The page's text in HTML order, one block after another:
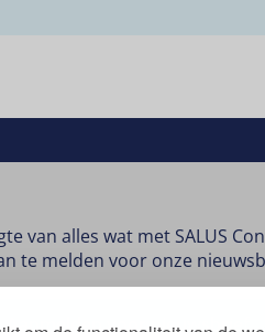
van alles wat met SALUS
te melden voor onze
Aanmelden voor nieuwsbrief